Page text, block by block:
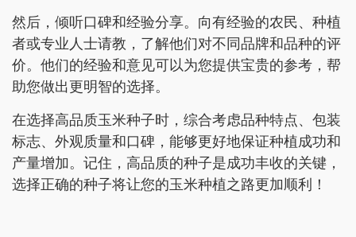
然后，倾听口碑和经验分享。向有经验的农民、种植
者或专业人士请教，了解他们对不同品牌和品种的评
价。他们的经验和意见可以为您提供宝贵的参考，帮
助您做出更明智的选择。
在选择高品质玉米种子时，综合考虑品种特点、包装
标志、外观质量和口碑，能够更好地保证种植成功和
产量增加。记住，高品质的种子是成功丰收的关键，
选择正确的种子将让您的玉米种植之路更加顺利！